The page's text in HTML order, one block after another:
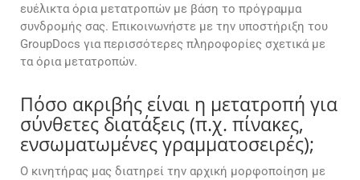
ευέλικτα όρια μετατροπών με βάση το πρόγραμμα
συνδρομής σας. Επικοινωνήστε με την υποστήριξη του
GroupDocs για περισσότερες πληροφορίες σχετικά με
τα όρια μετατροπών.
Πόσο ακριβής είναι η μετατροπή για
σύνθετες διατάξεις (π.χ. πίνακες,
ενσωματωμένες γραμματοσειρές);
Ο κινητήρας μας διατηρεί την αρχική μορφοποίηση με